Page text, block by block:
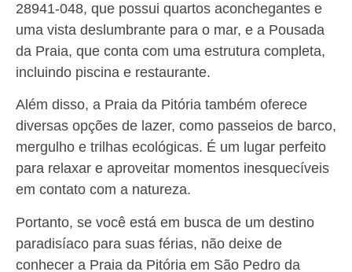
28941-048, que possui quartos aconchegantes e
uma vista deslumbrante para o mar, e a Pousada
da Praia, que conta com uma estrutura completa,
incluindo piscina e restaurante.
Além disso, a Praia da Pitória também oferece
diversas opções de lazer, como passeios de barco,
mergulho e trilhas ecológicas. É um lugar perfeito
para relaxar e aproveitar momentos inesquecíveis
em contato com a natureza.
Portanto, se você está em busca de um destino
paradisíaco para suas férias, não deixe de
conhecer a Praia da Pitória em São Pedro da